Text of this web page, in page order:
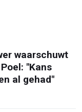
waarschuwt
"Kans
al gehad"